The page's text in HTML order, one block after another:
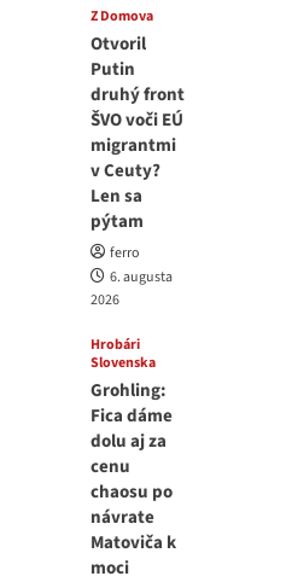
Z Domova
Otvoril
Putin
druhý front
ŠVO voči EÚ
migrantmi
v Ceuty?
Len sa
pýtam
ferro
6. augusta
2026
Hrobári
Slovenska
Grohling:
Fica dáme
dolu aj za
cenu
chaosu po
návrate
Matoviča k
moci